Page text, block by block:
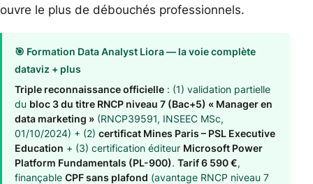
ouvre le plus de débouchés professionnels.
🎯 Formation Data Analyst Liora — la voie complète
dataviz + plus
Triple reconnaissance officielle : (1) validation partielle
du bloc 3 du titre RNCP niveau 7 (Bac+5) « Manager en
data marketing » (RNCP39591, INSEEC MSc,
01/10/2024) + (2) certificat Mines Paris – PSL Executive
Education + (3) certification éditeur Microsoft Power
Platform Fundamentals (PL-900). Tarif 6 590 €,
finançable CPF sans plafond (avantage RNCP niveau 7